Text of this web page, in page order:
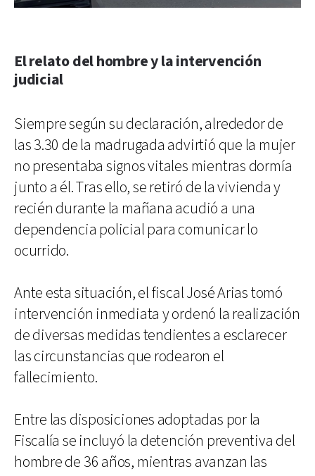
El relato del hombre y la intervención
judicial
Siempre según su declaración, alrededor de
las 3.30 de la madrugada advirtió que la mujer
no presentaba signos vitales mientras dormía
junto a él. Tras ello, se retiró de la vivienda y
recién durante la mañana acudió a una
dependencia policial para comunicar lo
ocurrido.
Ante esta situación, el fiscal José Arias tomó
intervención inmediata y ordenó la realización
de diversas medidas tendientes a esclarecer
las circunstancias que rodearon el
fallecimiento.
Entre las disposiciones adoptadas por la
Fiscalía se incluyó la detención preventiva del
hombre de 36 años, mientras avanzan las